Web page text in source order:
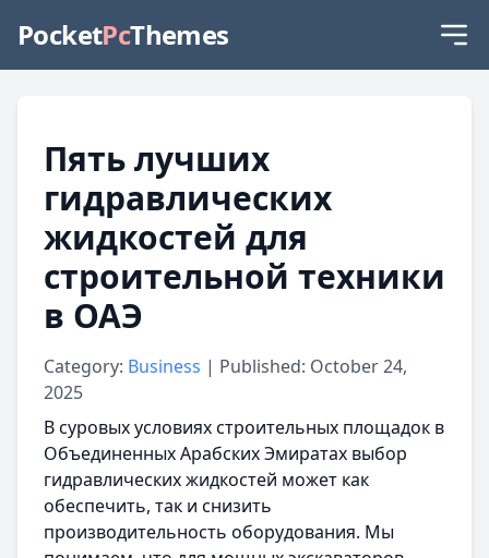
PocketPcThemes
Пять лучших
гидравлических
жидкостей для
строительной техники
в ОАЭ
Category: Business | Published: October 24,
2025
В суровых условиях строительных площадок в
Объединенных Арабских Эмиратах выбор
гидравлических жидкостей может как
обеспечить, так и снизить
производительность оборудования. Мы